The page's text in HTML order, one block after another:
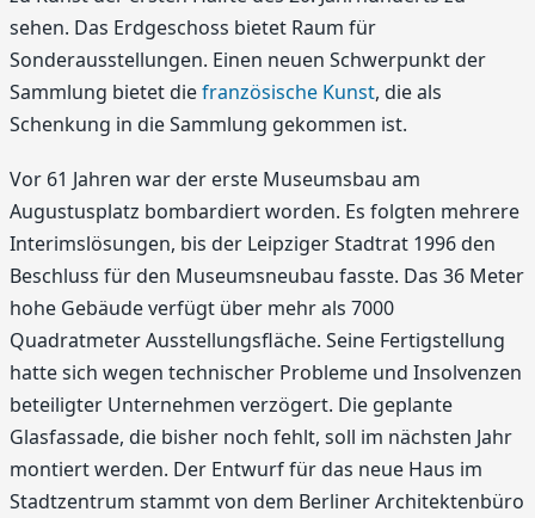
sehen. Das Erdgeschoss bietet Raum für
Sonderausstellungen. Einen neuen Schwerpunkt der
Sammlung bietet diefranzösische Kunst, die als
Schenkung in die Sammlung gekommen ist.
Vor 61 Jahren war der erste Museumsbau am
Augustusplatz bombardiert worden. Es folgten mehrere
Interimslösungen, bis der Leipziger Stadtrat 1996 den
Beschluss für den Museumsneubau fasste. Das 36 Meter
hohe Gebäude verfügt über mehr als 7000
Quadratmeter Ausstellungsfläche. Seine Fertigstellung
hatte sich wegen technischer Probleme und Insolvenzen
beteiligter Unternehmen verzögert. Die geplante
Glasfassade, die bisher noch fehlt, soll im nächsten Jahr
montiert werden. Der Entwurf für das neue Haus im
Stadtzentrum stammt von dem Berliner Architektenbüro